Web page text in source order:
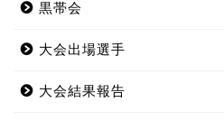
黒帯会
大会出場選手
大会結果報告